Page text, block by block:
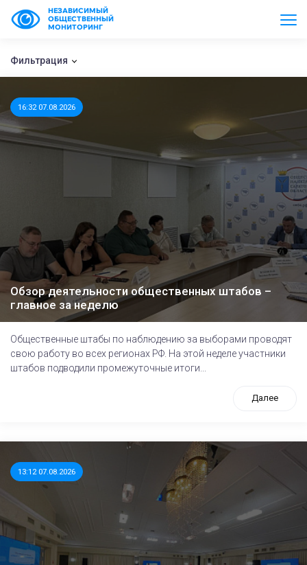
НЕЗАВИСИМЫЙ
ОБЩЕСТВЕННЫЙ
МОНИТОРИНГ
Фильтрация
16:32 07.08.2026
Обзор деятельности общественных штабов –
главное за неделю
Общественные штабы по наблюдению за выборами проводят
свою работу во всех регионах РФ. На этой неделе участники
штабов подводили промежуточные итоги...
Далее
13:12 07.08.2026